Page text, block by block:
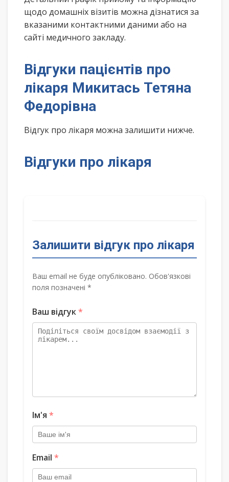
щодо домашніх візитів можна дізнатися за
вказаними контактними даними або на
сайті медичного закладу.
Відгуки пацієнтів про
лікаря Микитась Тетяна
Федорівна
Відгук про лікаря можна залишити нижче.
Відгуки про лікаря
Залишити відгук про лікаря
Ваш email не буде опубліковано. Обов'язкові
поля позначені *
Ваш відгук*
Ім'я *
Email *